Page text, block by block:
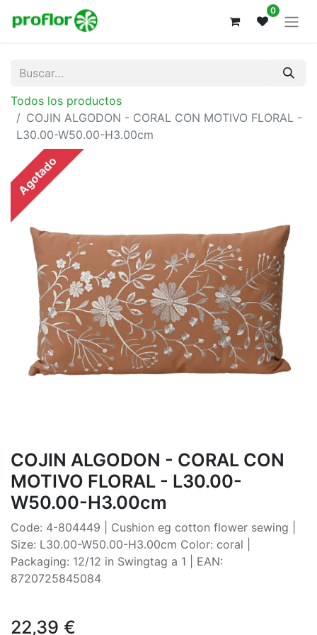
0
Todos los productos
COJIN ALGODON - CORAL CON MOTIVO FLORAL -
L30.00-W50.00-H3.00cm
Agotado
COJIN ALGODON - CORAL CON
MOTIVO FLORAL - L30.00-
W50.00-H3.00cm
Code: 4-804449 | Cushion eg cotton flower sewing |
Size: L30.00-W50.00-H3.00cm Color: coral |
Packaging: 12/12 in Swingtag a 1 | EAN:
8720725845084
22,39 €